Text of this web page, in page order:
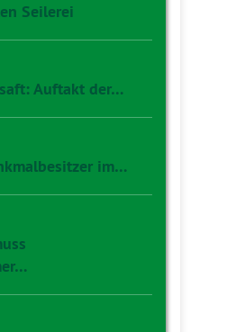
Seilerei
Auftakt der…
im…